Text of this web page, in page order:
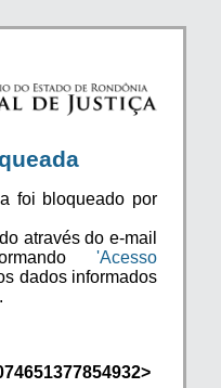
foi bloqueado por
através do e-mail
'Acesso
dados informados